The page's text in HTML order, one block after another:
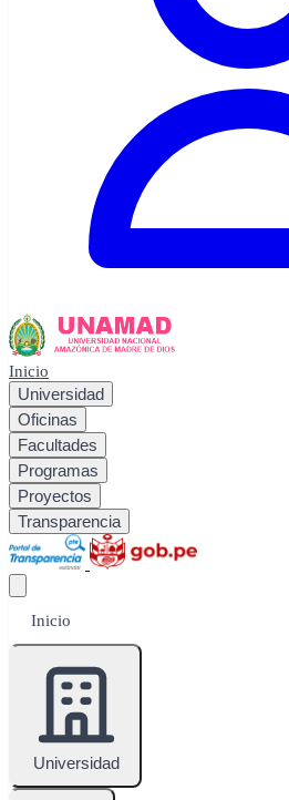
Inicio
Universidad
Oficinas
Facultades
Programas
Proyectos
Transparencia
Inicio
Universidad